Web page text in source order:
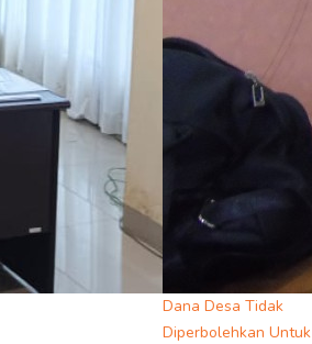
Dana Desa Tidak
Diperbolehkan Untuk